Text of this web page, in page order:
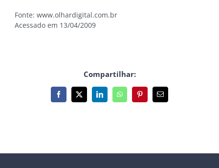
Fonte: www.olhardigital.com.br
Acessado em 13/04/2009
Compartilhar:
Facebook
X LinkedInWhatsAppPinterest
E-
mail